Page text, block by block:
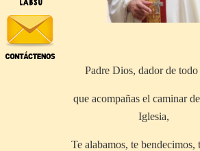
Padre Dios, dador de todo
que acompañas el caminar
Iglesia,
Te alabamos, te bendecimos,